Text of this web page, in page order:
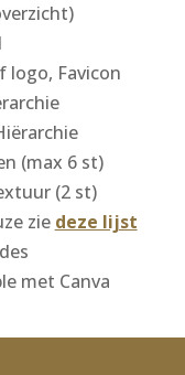
logo, Favicon
(max 6 st)
(2 st)
zie deze lijst
met Canva